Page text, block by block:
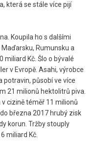
která se stále více pijí
Koupila ho s dalšími
Rumunsku a
miliard Kč. Šlo o bývalé
v Evropě. Asahi, výrobce
potravin, působí ve více
21 milionů hektolitrů piva.
v cizině téměř 11 milionů
března 2017 hrubý zisk
korun. Tržby stouply
miliard Kč.